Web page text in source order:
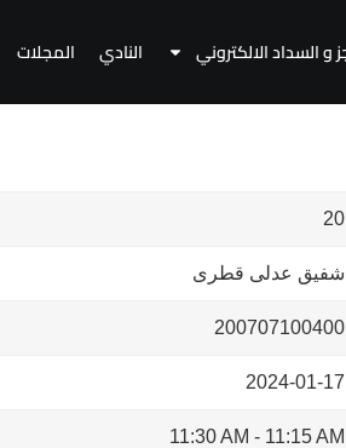
و السداد الالكتروني النادي المجلات
20
شفيق عدلى قطرى
200707100400
2024-01-17
11:15 AM
-
11:30 AM